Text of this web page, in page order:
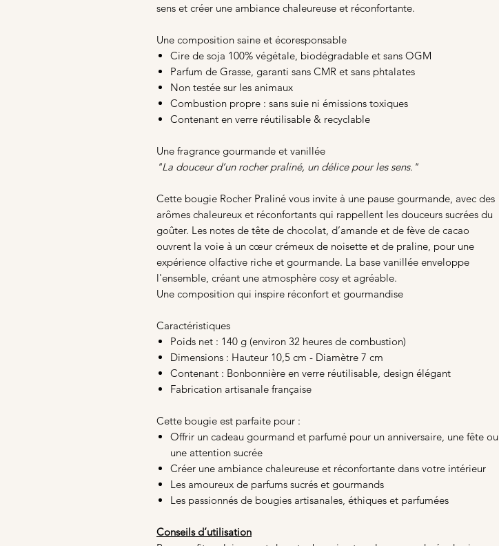
sens et créer une ambiance chaleureuse et réconfortante.
Une composition saine et écoresponsable
Cire de soja 100% végétale, biodégradable et sans OGM
Parfum de Grasse, garanti sans CMR et sans phtalates
Non testée sur les animaux
Combustion propre : sans suie ni émissions toxiques
Contenant en verre réutilisable & recyclable
Une fragrance gourmande et vanillée
"La douceur d’un rocher praliné, un délice pour les sens."
Cette bougie Rocher Praliné vous invite à une pause gourmande, avec des
arômes chaleureux et réconfortants qui rappellent les douceurs sucrées du
goûter. Les notes de tête de chocolat, d’amande et de fève de cacao
ouvrent la voie à un cœur crémeux de noisette et de praline, pour une
expérience olfactive riche et gourmande. La base vanillée enveloppe
l'ensemble, créant une atmosphère cosy et agréable.
Une composition qui inspire réconfort et gourmandise
Caractéristiques
Poids net : 140 g (environ 32 heures de combustion)
Dimensions : Hauteur 10,5 cm - Diamètre 7 cm
Contenant : Bonbonnière en verre réutilisable, design élégant
Fabrication artisanale française
Cette bougie est parfaite pour :
Offrir un cadeau gourmand et parfumé pour un anniversaire, une fête ou
une attention sucrée
Créer une ambiance chaleureuse et réconfortante dans votre intérieur
Les amoureux de parfums sucrés et gourmands
Les passionnés de bougies artisanales, éthiques et parfumées
Conseils d’utilisation